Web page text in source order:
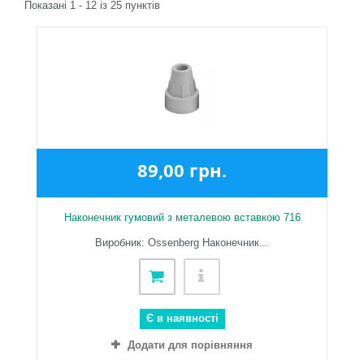
Показані 1 - 12 із 25 пунктів
89,00 грн.
Наконечник гумовий з металевою вставкою 716
Виробник: Ossenberg Наконечник...
Є в наявності
Додати для порівняння